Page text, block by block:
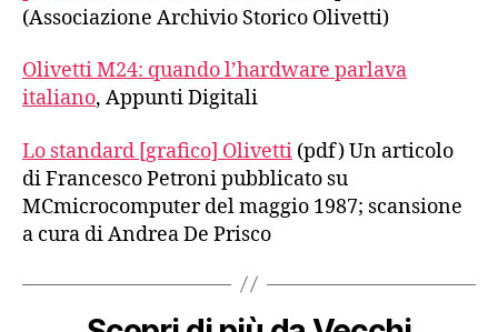
(Associazione Archivio Storico Olivetti)
Olivetti M24: quando l’hardware parlava
italiano, Appunti Digitali
Lo standard [grafico] Olivetti (pdf) Un articolo
di Francesco Petroni pubblicato su
MCmicrocomputer del maggio 1987; scansione
a cura di Andrea De Prisco